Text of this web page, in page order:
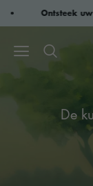
Ontsteek uw
De